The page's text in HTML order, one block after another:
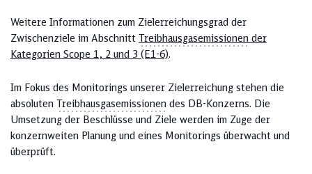
Weitere Informationen zum Zielerreichungsgrad der
Zwischenziele im Abschnitt Treibhausgasemissionen der
Kategorien Scope 1, 2 und 3 (E1-6).
Im Fokus des Monitorings unserer Zielerreichung stehen die
absoluten Treibhausgasemissionen des DB-Konzerns. Die
Umsetzung der Beschlüsse und Ziele werden im Zuge der
konzernweiten Planung und eines Monitorings überwacht und
überprüft.